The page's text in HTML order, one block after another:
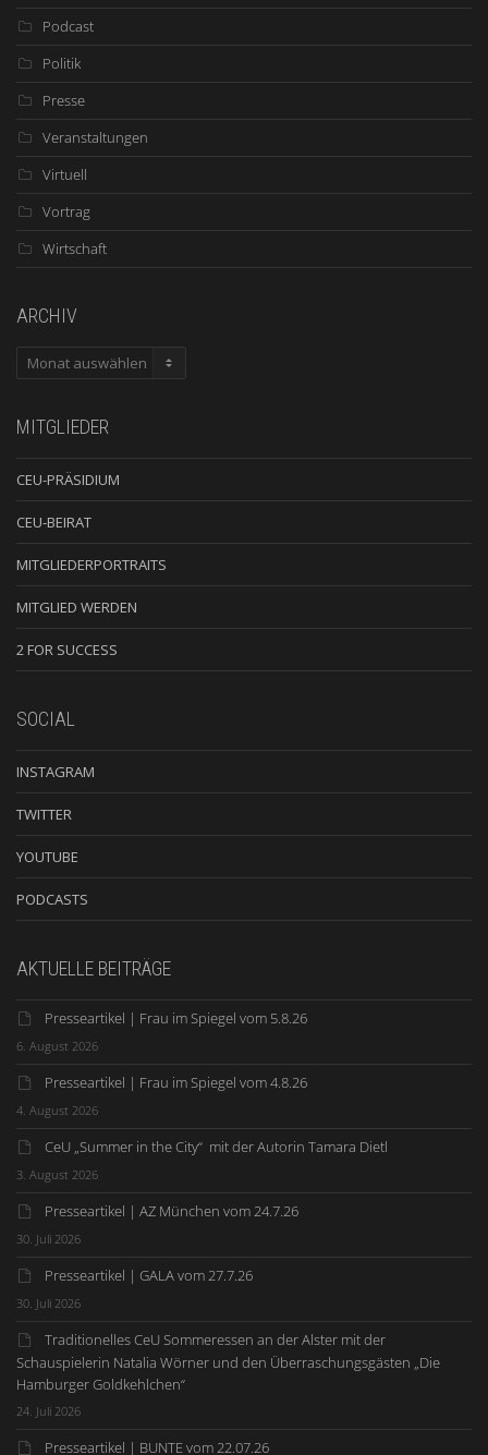
Podcast
Politik
Presse
Veranstaltungen
Virtuell
Vortrag
Wirtschaft
ARCHIV
ARCHIV
MITGLIEDER
CEU-PRÄSIDIUM
CEU-BEIRAT
MITGLIEDERPORTRAITS
MITGLIED WERDEN
2 FOR SUCCESS
SOCIAL
INSTAGRAM
TWITTER
YOUTUBE
PODCASTS
AKTUELLE BEITRÄGE
Presseartikel | Frau im Spiegel vom 5.8.26
6. August 2026
Presseartikel | Frau im Spiegel vom 4.8.26
4. August 2026
CeU „Summer in the City“ mit der Autorin Tamara Dietl
3. August 2026
Presseartikel | AZ München vom 24.7.26
30. Juli 2026
Presseartikel | GALA vom 27.7.26
30. Juli 2026
Traditionelles CeU Sommeressen an der Alster mit der
Schauspielerin Natalia Wörner und den Überraschungsgästen „Die
Hamburger Goldkehlchen“
24. Juli 2026
Presseartikel | BUNTE vom 22.07.26